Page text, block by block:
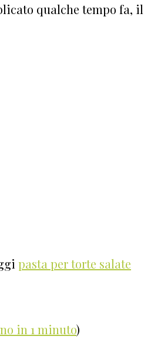
qualche tempo fa, il
pasta per torte salate
in 1 minuto)